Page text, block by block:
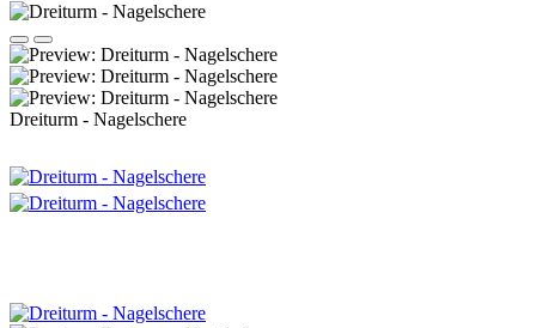
Dreiturm - Nagelschere